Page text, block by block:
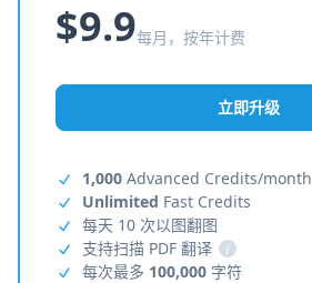
$9.9每月，按年计费
立即升级
1,000 Advanced Credits/month
Unlimited Fast Credits
每天 10 次以图翻图
支持扫描 PDF 翻译
i
每次最多 100,000 字符